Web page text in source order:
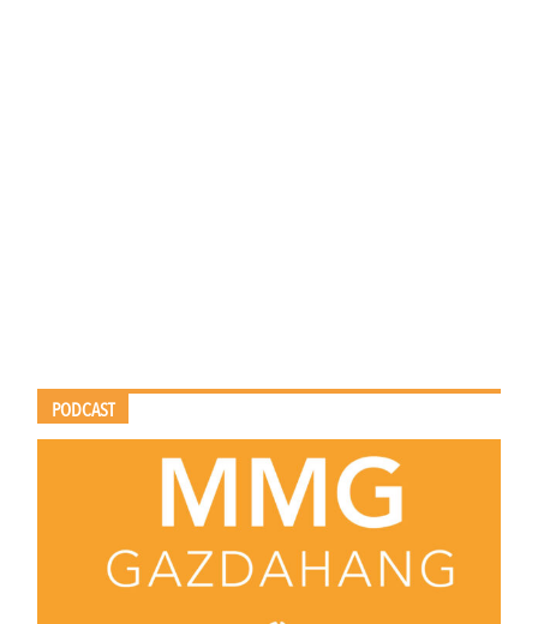
PODCAST